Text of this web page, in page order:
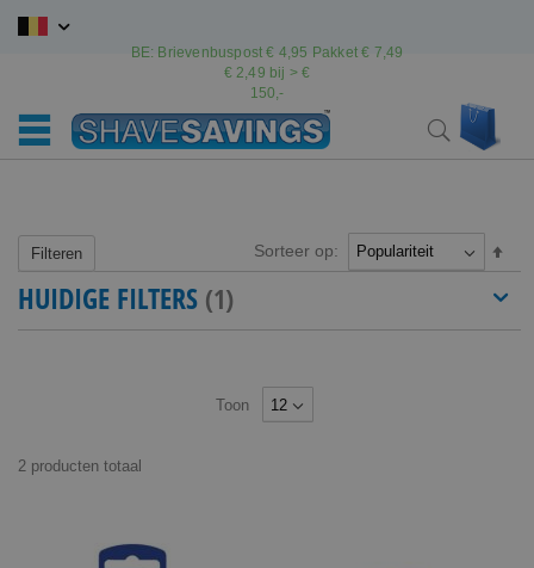
Ga
BE: Brievenbuspost € 4,95 Pakket € 7,49
€ 2,49 bij > €
150,-
Search
Toon
Sorteer op:
naar
2 producten totaal
Filteren
HUIDIGE FILTERS